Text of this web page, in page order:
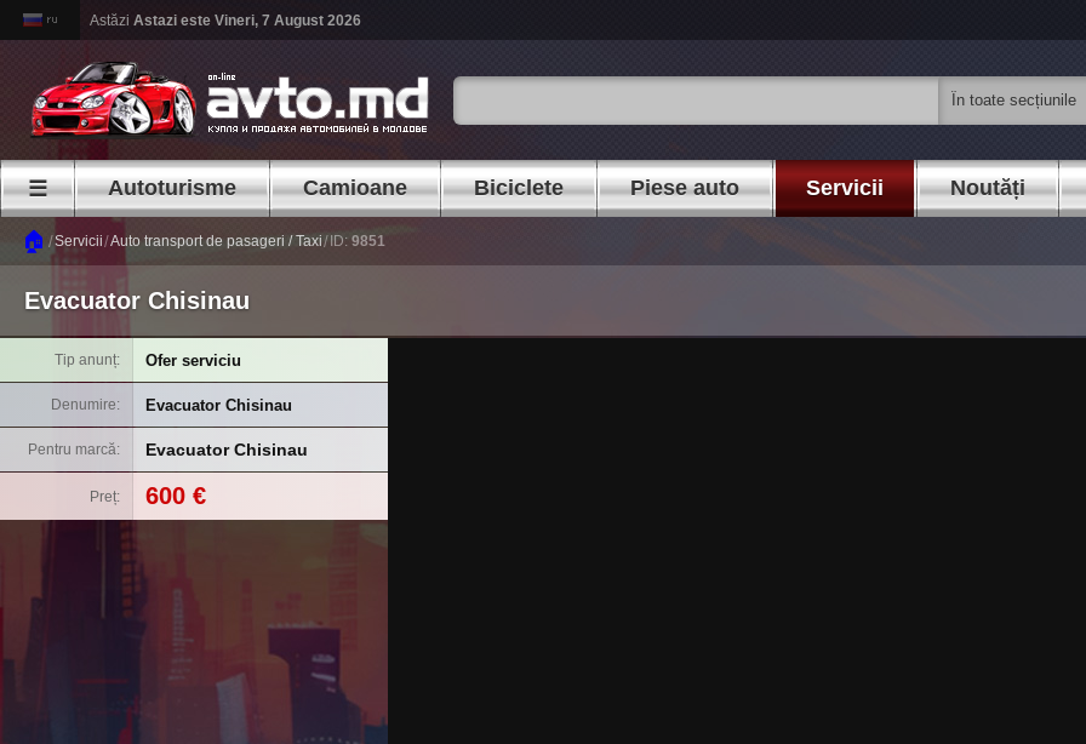
Astăzi Astazi este Vineri, 7 August 2026
☰ Autoturisme Camioane Biciclete Piese auto Servicii Noutăți
🏠 /Servicii/Auto transport de pasageri / Taxi/ ID: 9851
Evacuator Chisinau
Tip anunț Ofer serviciu
Denumire Evacuator Chisinau
Pentru marcă Evacuator Chisinau
Preț 600 €